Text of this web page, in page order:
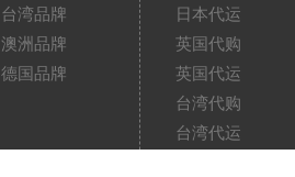
台湾品牌
澳洲品牌
德国品牌
日本代运
英国代购
英国代运
台湾代购
台湾代运